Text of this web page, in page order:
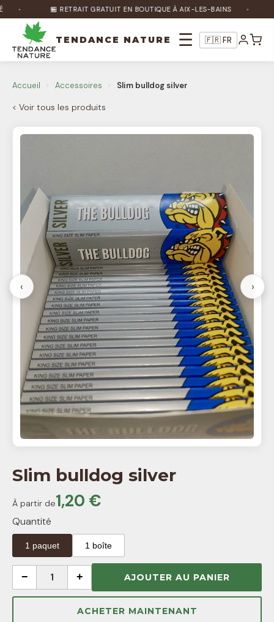
🏪 RETRAIT GRATUIT EN BOUTIQUE À AIX-LES-BAINS
TENDANCE NATURE ☰ 🇫🇷 FR
Accueil › Accessoires › Slim bulldog silver
< Voir tous les produits
‹ ›
Slim bulldog silver
À partir de1,20 €
Quantité
1 paquet 1 boîte
− 1 + AJOUTER AU PANIER
ACHETER MAINTENANT
Bonjour ! Je suis Nature Bot 🌿 Comment